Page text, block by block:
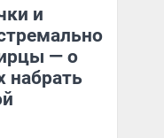
и
— о
набрать